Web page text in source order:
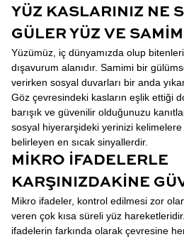
YÜZ KASLARINIZ NE
GÜLER YÜZ VE
Yüzümüz, iç dünyamızda olup
dışavurum alanıdır. Samimi bir
verirken sosyal duvarları bir anda
Göz çevresindeki kasların eşlik ettiği
barışık ve güvenilir olduğunuzu
sosyal hiyerarşideki yerinizi
belirleyen en sıcak sinyallerdir.
MIKRO İFADELERLE
KARŞINIZDAKINE
Mikro ifadeler, kontrol edilmesi zor
veren çok kısa süreli yüz
ifadelerin farkında olarak çevresine